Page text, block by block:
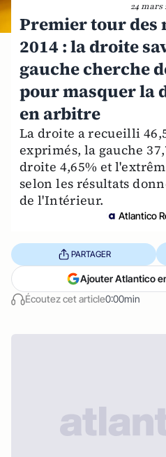
24 mars
Premier tour des
2014 : la droite
gauche cherche
pour masquer la
en arbitre
La droite a recueilli
exprimés, la gauche
droite 4,65% et
selon les résultats
de l'Intérieur.
Atlantico
Écoutez cet article0:00min
PARTAGER
Ajouter Atlantico